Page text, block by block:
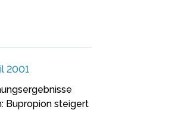
2001
Bupropion steigert